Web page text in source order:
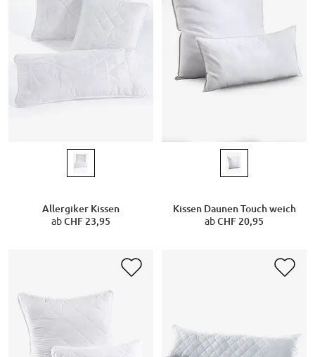
Allergiker Kissen
abCHF 23,95
Kissen Daunen Touch weich
abCHF 20,95